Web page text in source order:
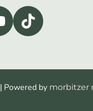
| Powered by morbitzer